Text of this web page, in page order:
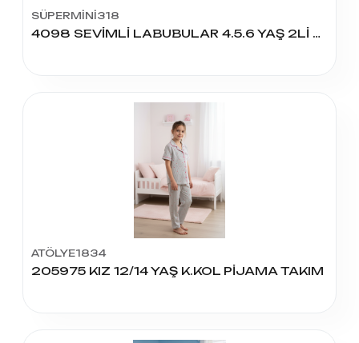
SÜPERMİNİ318
4098 SEVİMLİ LABUBULAR 4.5.6 YAŞ 2Lİ TAKIM
ATÖLYE1834
205975 KIZ 12/14 YAŞ K.KOL PİJAMA TAKIM